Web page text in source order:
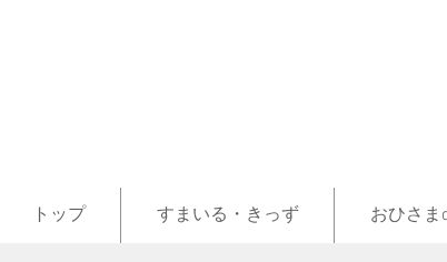
トップ すまいる・きっず おひさま